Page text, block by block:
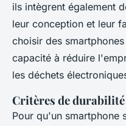
ils intègrent également
leur conception et leur
choisir des
capacité à réduire
les déchets
Critères de durabilité
Pour qu'un smartphone